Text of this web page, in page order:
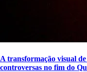
A transformação visual
controversas no fim do